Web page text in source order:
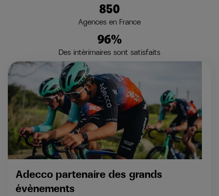
850
Agences en France
96%
Des intérimaires sont satisfaits
Adecco partenaire des grands
évènements